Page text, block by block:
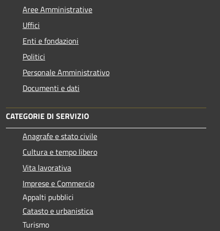
Aree Amministrative
Uffici
Enti e fondazioni
Politici
Personale Amministrativo
Documenti e dati
CATEGORIE DI SERVIZIO
Anagrafe e stato civile
Cultura e tempo libero
Vita lavorativa
Imprese e Commercio
Appalti pubblici
Catasto e urbanistica
Turismo